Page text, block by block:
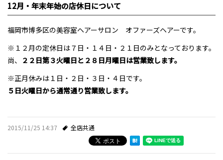
OFA’S HAIR 美野島通り店
スペシャルメニュー
スタイリスト
採用情報
12月・年末年始の店休日について
福岡市博多区の美容室ヘアーサロン オファーズヘアーです。
※１２月の定休日は７日・１４日・２１日のみとなっております。
尚、 ２２日第３火曜日と２８日月曜日は営業致します。
※正月休みは１日・２日・３日・４日です。
５日火曜日から通常通り営業致します。
2015/11/25 14:37 全店共通